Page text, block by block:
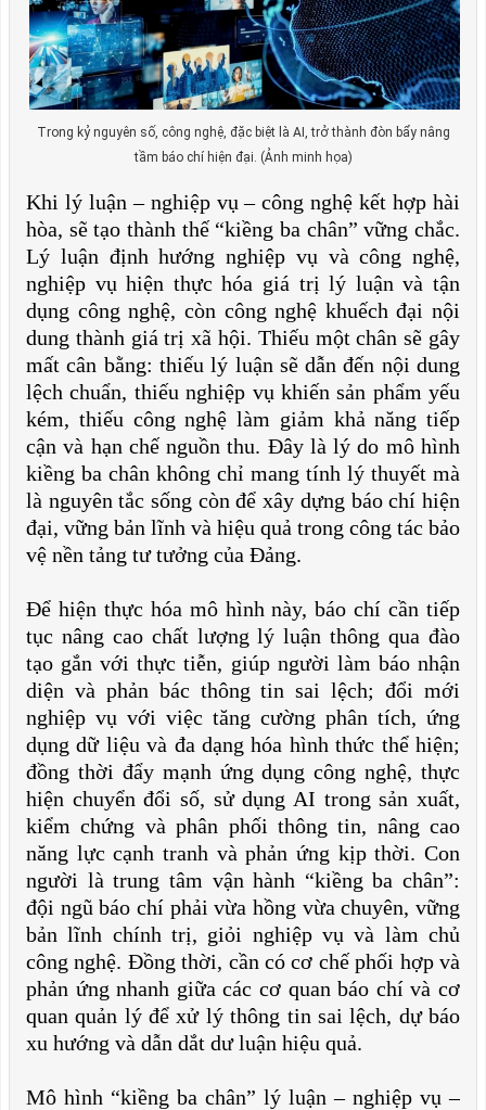
Trong kỷ nguyên số, công nghệ, đặc biệt là AI, trở thành đòn bẩy nâng
tầm báo chí hiện đại. (Ảnh minh họa)
Khi lý luận – nghiệp vụ – công nghệ kết hợp hài
hòa, sẽ tạo thành thế “kiềng ba chân” vững chắc.
Lý luận định hướng nghiệp vụ và công nghệ,
nghiệp vụ hiện thực hóa giá trị lý luận và tận
dụng công nghệ, còn công nghệ khuếch đại nội
dung thành giá trị xã hội. Thiếu một chân sẽ gây
mất cân bằng: thiếu lý luận sẽ dẫn đến nội dung
lệch chuẩn, thiếu nghiệp vụ khiến sản phẩm yếu
kém, thiếu công nghệ làm giảm khả năng tiếp
cận và hạn chế nguồn thu. Đây là lý do mô hình
kiềng ba chân không chỉ mang tính lý thuyết mà
là nguyên tắc sống còn để xây dựng báo chí hiện
đại, vững bản lĩnh và hiệu quả trong công tác bảo
vệ nền tảng tư tưởng của Đảng.
Để hiện thực hóa mô hình này, báo chí cần tiếp
tục nâng cao chất lượng lý luận thông qua đào
tạo gắn với thực tiễn, giúp người làm báo nhận
diện và phản bác thông tin sai lệch; đổi mới
nghiệp vụ với việc tăng cường phân tích, ứng
dụng dữ liệu và đa dạng hóa hình thức thể hiện;
đồng thời đẩy mạnh ứng dụng công nghệ, thực
hiện chuyển đổi số, sử dụng AI trong sản xuất,
kiểm chứng và phân phối thông tin, nâng cao
năng lực cạnh tranh và phản ứng kịp thời. Con
người là trung tâm vận hành “kiềng ba chân”:
đội ngũ báo chí phải vừa hồng vừa chuyên, vững
bản lĩnh chính trị, giỏi nghiệp vụ và làm chủ
công nghệ. Đồng thời, cần có cơ chế phối hợp và
phản ứng nhanh giữa các cơ quan báo chí và cơ
quan quản lý để xử lý thông tin sai lệch, dự báo
xu hướng và dẫn dắt dư luận hiệu quả.
Mô hình “kiềng ba chân” lý luận – nghiệp vụ –